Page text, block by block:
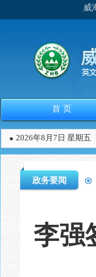
威
首 页
2026年8月7日 星期五
政务要闻
李强